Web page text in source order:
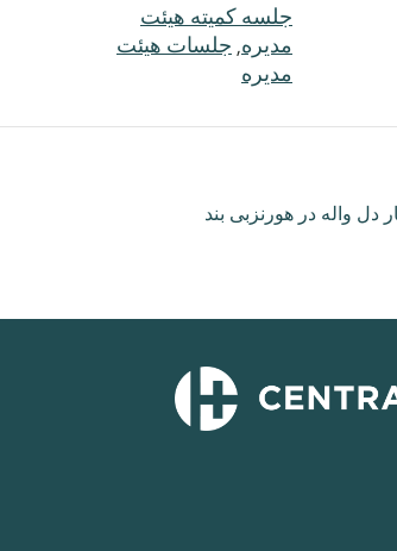
جلسه کمیته هیئت
مدیره جلسات هیئت
مدیره
دل واله در هورنزبی بند